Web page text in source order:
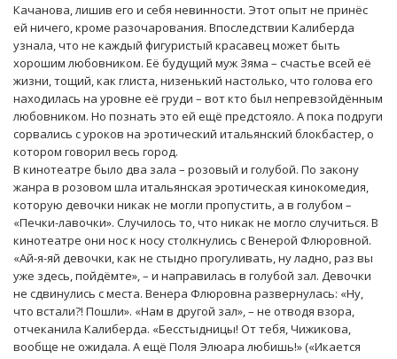
Качанова, лишив его и себя невинности. Этот опыт не принёс
ей ничего, кроме разочарования. Впоследствии Калиберда
узнала, что не каждый фигуристый красавец может быть
хорошим любовником. Её будущий муж Зяма – счастье всей её
жизни, тощий, как глиста, низенький настолько, что голова его
находилась на уровне её груди – вот кто был непревзойдённым
любовником. Но познать это ей ещё предстояло. А пока подруги
сорвались с уроков на эротический итальянский блокбастер, о
котором говорил весь город.
В кинотеатре было два зала – розовый и голубой. По закону
жанра в розовом шла итальянская эротическая кинокомедия,
которую девочки никак не могли пропустить, а в голубом –
«Печки-лавочки». Случилось то, что никак не могло случиться. В
кинотеатре они нос к носу столкнулись с Венерой Флюровной.
«Ай-я-яй девочки, как не стыдно прогуливать, ну ладно, раз вы
уже здесь, пойдёмте», – и направилась в голубой зал. Девочки
не сдвинулись с места. Венера Флюровна развернулась: «Ну,
что встали?! Пошли». «Нам в другой зал», – не отводя взора,
отчеканила Калиберда. «Бесстыдницы! От тебя, Чижикова,
вообще не ожидала. А ещё Поля Элюара любишь!» («Икается